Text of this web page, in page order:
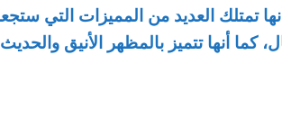
تمتلك العديد من المميزات التي
أنها تتميز بالمظهر الأنيق